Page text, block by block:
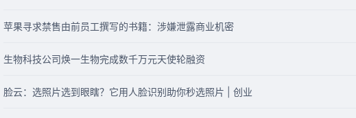
苹果寻求禁售由前员工撰写的书籍：涉嫌泄露商业机密
生物科技公司焕一生物完成数千万元天使轮融资
脸云：选照片选到眼瞎？它用人脸识别助你秒选照片 | 创业